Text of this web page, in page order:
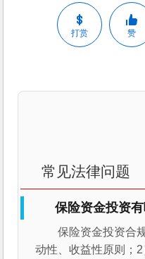
打赏 赞
常见法律问题
保险资金投资
保险资金投资合
动性、收益性原则；